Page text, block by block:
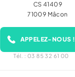
CS 41409
71009 Mâcon
APPELEZ-NOUS !
Tél. : 03 85 32 61 00